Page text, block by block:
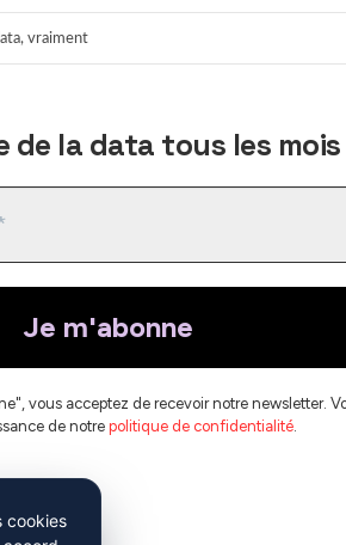
vraiment
de la data tous les mois
vous acceptez de recevoir notre newsletter.
de notre politique de confidentialité.
cookies